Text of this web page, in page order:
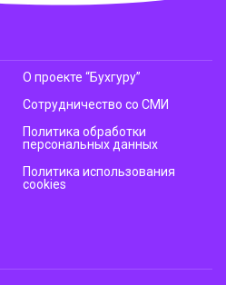
О проекте “Бухгуру”
Сотрудничество со СМИ
Политика обработки
персональных данных
Политика использования
cookies